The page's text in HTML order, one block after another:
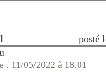
posté
: 11/05/2022 à 18:01